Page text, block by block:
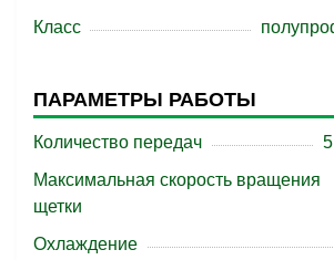
Класс
ПАРАМЕТРЫ РАБОТЫ
Количество передач
Максимальная скорость вращения
щетки
Охлаждение